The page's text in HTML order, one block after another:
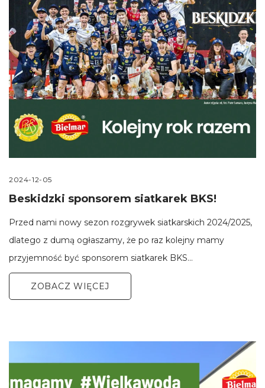
2024-12-05
Beskidzki sponsorem siatkarek BKS!
Przed nami nowy sezon rozgrywek siatkarskich 2024/2025,
dlatego z dumą ogłaszamy, że po raz kolejny mamy
przyjemność być sponsorem siatkarek BKS…
ZOBACZ WIĘCEJ